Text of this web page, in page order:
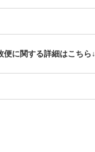
に関する詳細はこちら↓